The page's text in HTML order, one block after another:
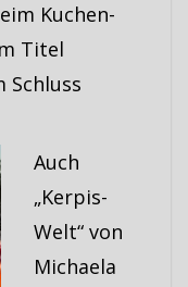
Kuchen-
Titel
Schluss
Auch
„Kerpis-
Welt“ von
Michaela